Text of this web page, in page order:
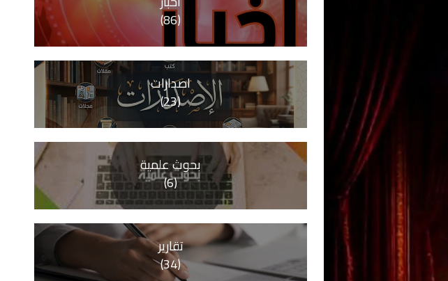
(86)
اصدارات
(23)
بحوث علمية
(6)
تقارير
(34)